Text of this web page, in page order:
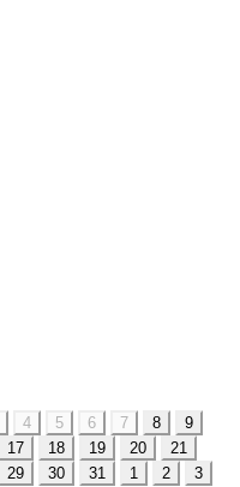
4 5 6 7 8
9
17 18 19 20
21
29 30 31 1 2
3